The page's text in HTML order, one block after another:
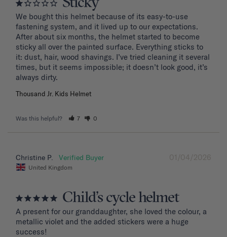
We bought this helmet because of its easy-to-use
fastening system, and it lived up to our expectations.
After about six months, the helmet started to become
sticky all over the painted surface. Everything sticks to
it: dust, hair, wood shavings. I’ve tried cleaning it several
times, but it seems impossible; it doesn’t look good, it’s
Thousand Jr. Kids Helmet
Was this helpful? 7 0
01/04/2026
Christine P.
United Kingdom
Child’s cycle helmet
A present for our granddaughter, she loved the colour, a
metallic violet and the added stickers were a huge
success!